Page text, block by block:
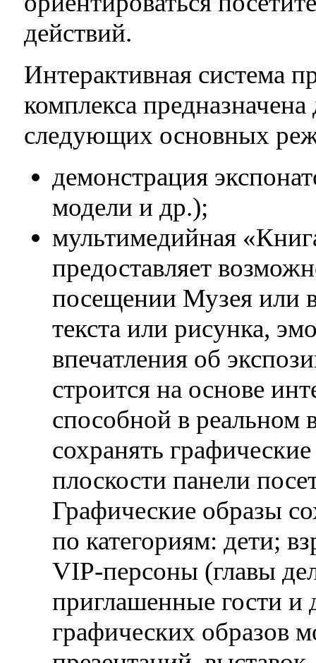
действий.
Интерактивная система
комплекса
следующих основных
демонстрация
модели и др.);
мультимедийная
предоставляет
посещении Музея или
текста или рисунка,
впечатления об
строится на основе
способной в реальном
сохранять
плоскости панели
Графические образы
по категориям: дети;
VIP-персоны (главы
приглашенные гости и
графических образов